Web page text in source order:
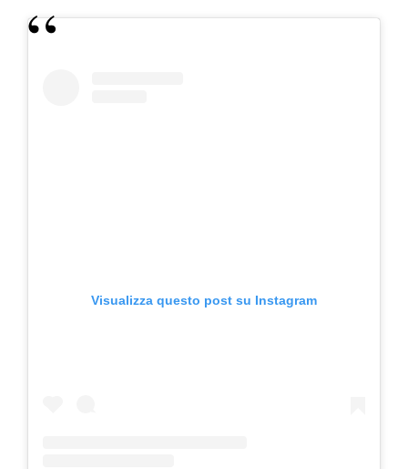
Visualizza questo post su Instagram